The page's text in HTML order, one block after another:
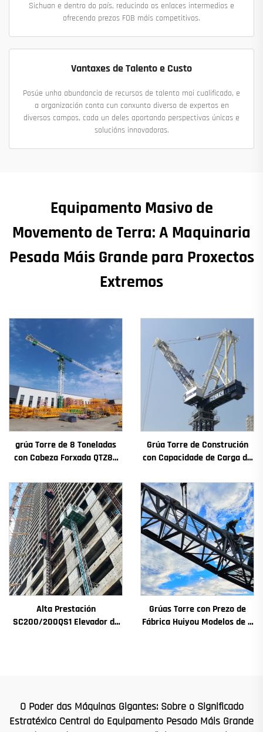
Sichuan e dentro do país, reducindo os enlaces intermedios e
ofrecendo prezos FOB máis competitivos.
Vantaxes de Talento e Custo
Posúe unha abundancia de recursos de talento moi cualificado, e
a organización conta cun conxunto diverso de expertos en
diversos campos, cada un deles aportando perspectivas únicas e
solucións innovadoras.
Equipamento Masivo de
Movemento de Terra: A Maquinaria
Pesada Máis Grande para Proxectos
Extremos
grúa Torre de 8 Toneladas
con Cabeza Forxada QTZ80
Competitivo
Grúa Torre de Construción
con Capacidade de Carga de
Cambios Motor de
Engranaxes Coxinetes
Principais
Alta Prestación
SC200/200QS1 Elevador de
Grúas Torre con Prezo de
Fábrica Huiyou Modelos de 4
O Poder das Máquinas Gigantes: Sobre o Significado
Estratéxico Central do Equipamento Pesado Máis Grande